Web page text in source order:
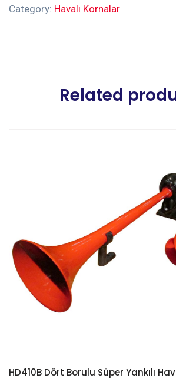
Category: Havalı Kornalar
Related
HD410B Dört Borulu Süper Yankılı